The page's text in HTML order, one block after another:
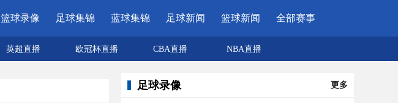
篮球录像 足球集锦 蓝球集锦 足球新闻 篮球新闻 全部赛事
英超直播 欧冠杯直播 CBA直播 NBA直播
足球录像 更多